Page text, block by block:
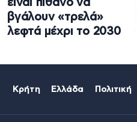
είναι πιθανό να
βγάλουν «τρελά»
λεφτά μέχρι το 2030
Κρήτη Ελλάδα Πολιτική